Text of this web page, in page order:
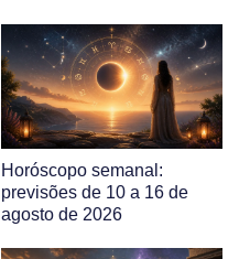
Horóscopo semanal:
previsões de 10 a 16 de
agosto de 2026